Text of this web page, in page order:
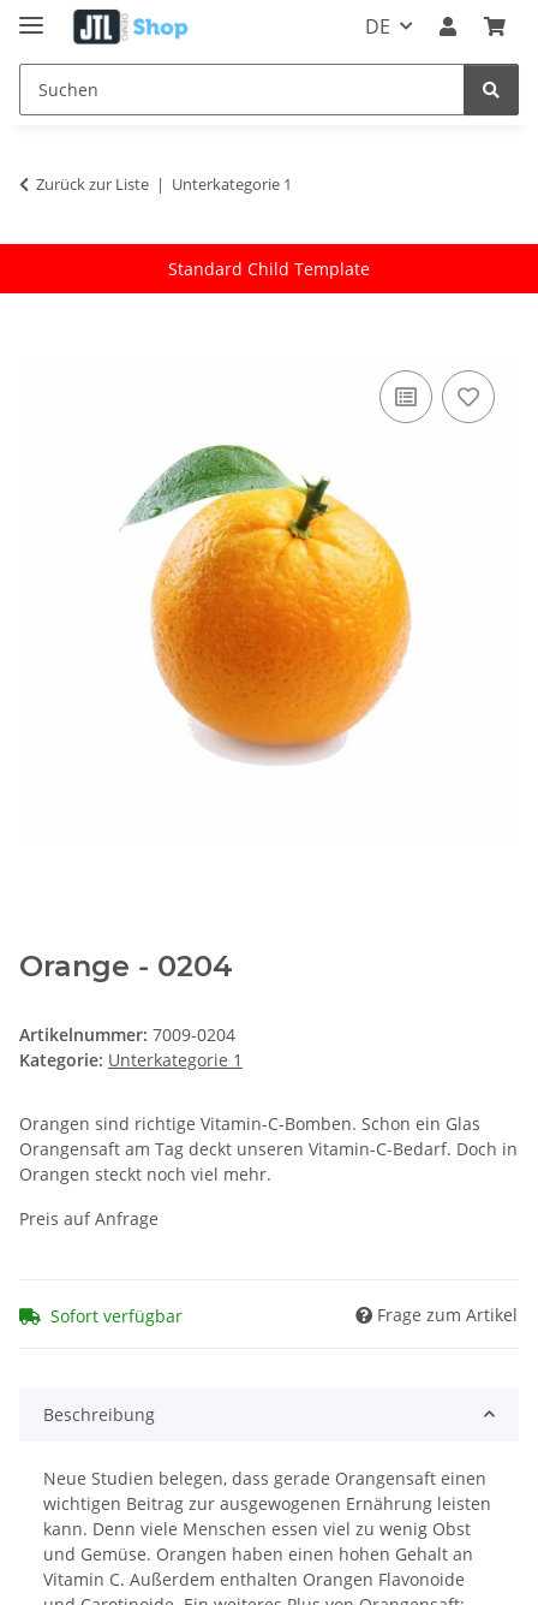
DE
Zurück zur Liste Unterkategorie 1
Standard Child Template
Orange - 0204
Artikelnummer: 7009-0204
Kategorie: Unterkategorie 1
Orangen sind richtige Vitamin-C-Bomben. Schon ein Glas
Orangensaft am Tag deckt unseren Vitamin-C-Bedarf. Doch in
Orangen steckt noch viel mehr.
Preis auf Anfrage
Sofort verfügbar Frage zum Artikel
Beschreibung
Neue Studien belegen, dass gerade Orangensaft einen
wichtigen Beitrag zur ausgewogenen Ernährung leisten
kann. Denn viele Menschen essen viel zu wenig Obst
und Gemüse. Orangen haben einen hohen Gehalt an
Vitamin C. Außerdem enthalten Orangen Flavonoide